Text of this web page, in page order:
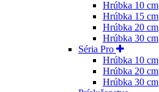
Hrúbka 10 cm
Hrúbka 15 cm
Hrúbka 20 cm
Hrúbka 30 cm
Séria Pro
Hrúbka 10 cm
Hrúbka 20 cm
Hrúbka 30 cm